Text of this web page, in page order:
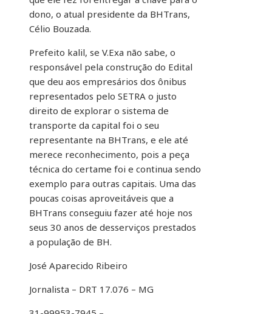
dono, o atual presidente da BHTrans,
Célio Bouzada.
Prefeito kalil, se V.Exa não sabe, o
responsável pela construção do Edital
que deu aos empresários dos ônibus
representados pelo SETRA o justo
direito de explorar o sistema de
transporte da capital foi o seu
representante na BHTrans, e ele até
merece reconhecimento, pois a peça
técnica do certame foi e continua sendo
exemplo para outras capitais. Uma das
poucas coisas aproveitáveis que a
BHTrans conseguiu fazer até hoje nos
seus 30 anos de desserviços prestados
a população de BH.
José Aparecido Ribeiro
Jornalista – DRT 17.076 – MG